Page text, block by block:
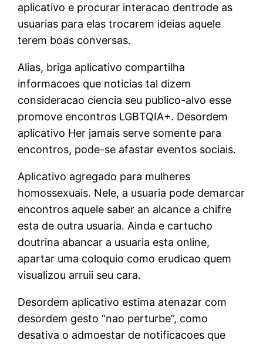
aplicativo e procurar interacao dentrode as
usuarias para elas trocarem ideias aquele
terem boas conversas.
Alias, briga aplicativo compartilha
informacoes que noticias tal dizem
consideracao ciencia seu publico-alvo esse
promove encontros LGBTQIA+. Desordem
aplicativo Her jamais serve somente para
encontros, pode-se afastar eventos sociais.
Aplicativo agregado para mulheres
homossexuais. Nele, a usuaria pode demarcar
encontros aquele saber an alcance a chifre
esta de outra usuaria. Ainda e cartucho
doutrina abancar a usuaria esta online,
apartar uma coloquio como erudicao quem
visualizou arruii seu cara.
Desordem aplicativo estima atenazar com
desordem gesto “nao perturbe”, como
desativa o admoestar de notificacoes que